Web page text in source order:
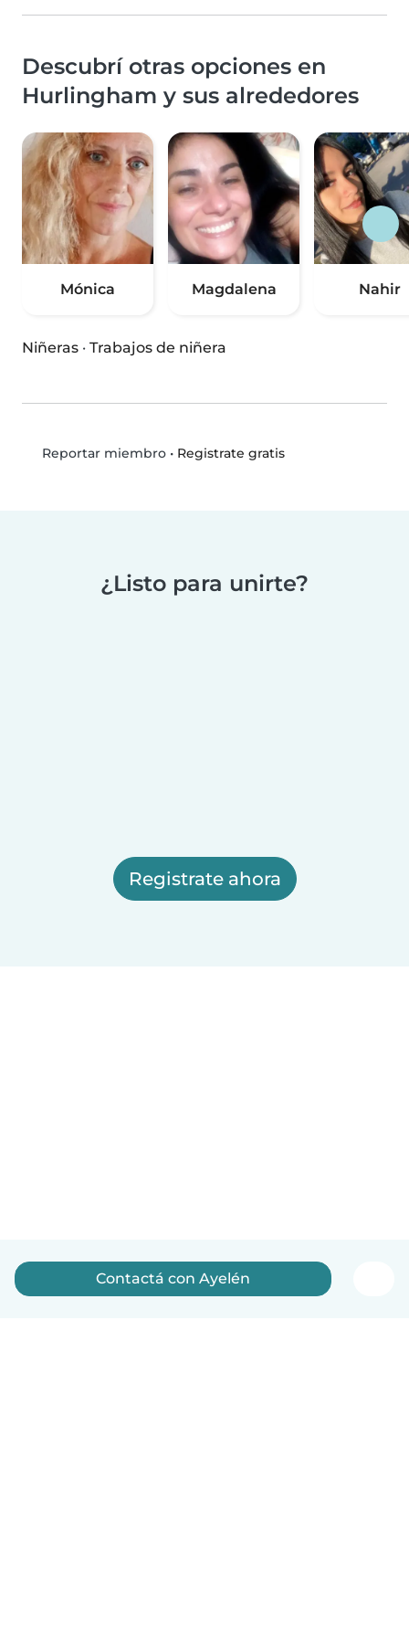
Descubrí otras opciones en
Hurlingham y sus alrededores
Mónica Magdalena Nahir
Niñeras · Trabajos de niñera
Reportar miembro• Registrate gratis
¿Listo para unirte?
Registrate ahora
Contactá con Ayelén